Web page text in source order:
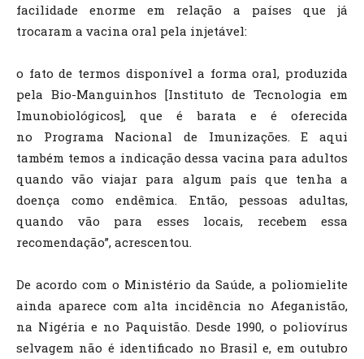
facilidade enorme em relação a países que já
trocaram a vacina oral pela injetável:
o fato de termos disponível a forma oral, produzida
pela Bio-Manguinhos [Instituto de Tecnologia em
Imunobiológicos], que é barata e é oferecida
no Programa Nacional de Imunizações. E aqui
também temos a indicação dessa vacina para adultos
quando vão viajar para algum país que tenha a
doença como endêmica. Então, pessoas adultas,
quando vão para esses locais, recebem essa
recomendação”, acrescentou.
De acordo com o Ministério da Saúde, a poliomielite
ainda aparece com alta incidência no Afeganistão,
na Nigéria e no Paquistão. Desde 1990, o poliovírus
selvagem não é identificado no Brasil e, em outubro